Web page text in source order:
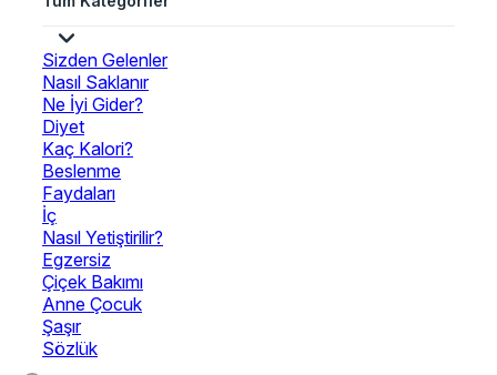
Sizden Gelenler
Nasıl Saklanır
Ne İyi Gider?
Diyet
Kaç Kalori?
Beslenme
Faydaları
İç
Nasıl Yetiştirilir?
Egzersiz
Çiçek Bakımı
Anne Çocuk
Şaşır
Sözlük